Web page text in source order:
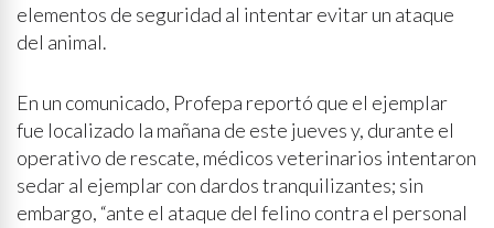
elementos de seguridad al intentar evitar un ataque
del animal.
En un comunicado, Profepa reportó que el ejemplar
fue localizado la mañana de este jueves y, durante el
operativo de rescate, médicos veterinarios intentaron
sedar al ejemplar con dardos tranquilizantes; sin
embargo, “ante el ataque del felino contra el personal